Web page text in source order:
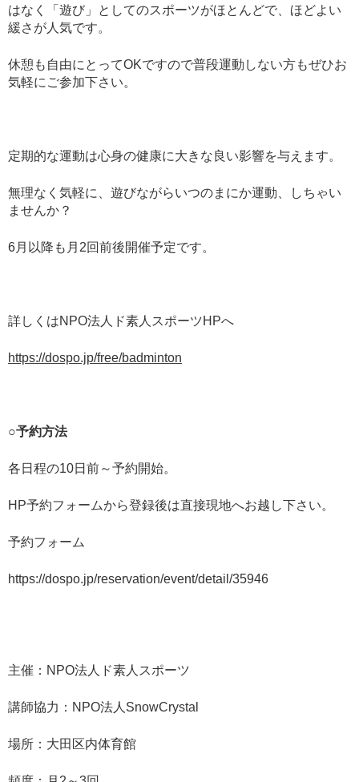
はなく「遊び」としてのスポーツがほとんどで、ほどよい
緩さが人気です。
休憩も自由にとってOKですので普段運動しない方もぜひお
気軽にご参加下さい。
定期的な運動は心身の健康に大きな良い影響を与えます。
無理なく気軽に、遊びながらいつのまにか運動、しちゃい
ませんか？
6月以降も月2回前後開催予定です。
詳しくはNPO法人ド素人スポーツHPへ
https://dospo.jp/free/badminton
○予約方法
各日程の10日前～予約開始。
HP予約フォームから登録後は直接現地へお越し下さい。
予約フォーム
https://dospo.jp/reservation/event/detail/35946
主催：NPO法人ド素人スポーツ
講師協力：NPO法人SnowCrystal
場所：大田区内体育館